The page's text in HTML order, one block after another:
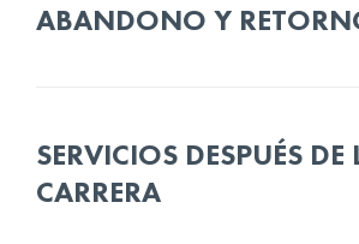
ABANDONO Y
SERVICIOS DESPUÉS DE
CARRERA